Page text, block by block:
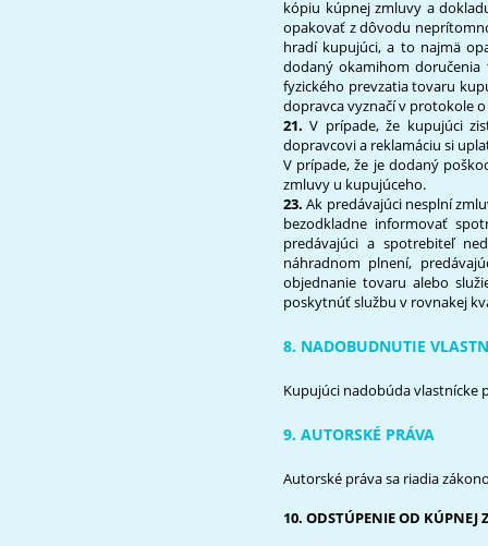
kópiu kúpnej zmluvy a
opakovať z dôvodu
hradí kupujúci, a to najmä
dodaný okamihom
fyzického prevzatia tovaru
dopravca vyznačí v protokole
21.V prípade, že kupujúci
dopravcovi a reklamáciu si
V prípade, že je dodaný
zmluvy u kupujúceho.
23.Ak predávajúci nesplní
bezodkladne informovať
predávajúci a spotrebiteľ
náhradnom plnení,
objednanie tovaru alebo
poskytnúť službu v rovnakej
8. NADOBUDNUTIE
Kupujúci nadobúda vlastnícke
9. AUTORSKÉ PRÁVA
Autorské práva sa riadia
10. ODSTÚPENIE OD KÚPNEJ